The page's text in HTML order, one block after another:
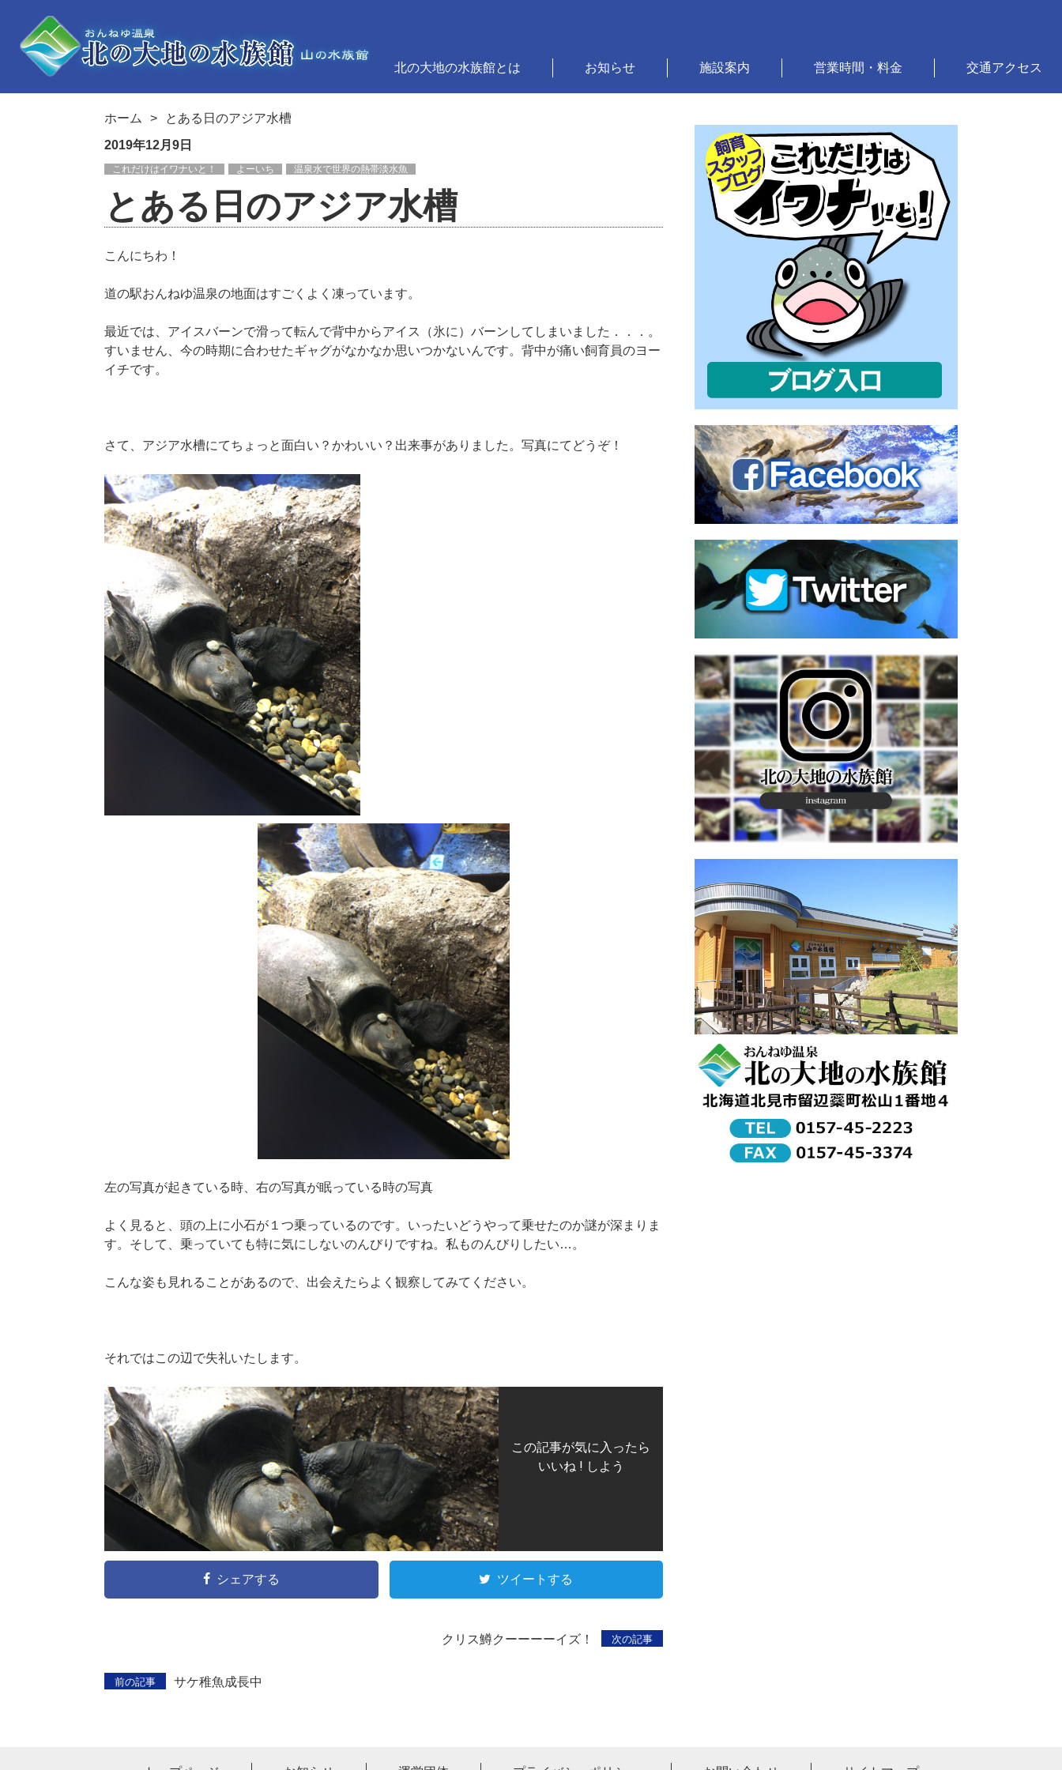
北の大地の水族館とは お知らせ 施設案内 営業時間・料金 交通アクセス
ホーム
とある日のアジア水槽
2019年12月9日
これだけはイワナいと！ よーいち 温泉水で世界の熱帯淡水魚
とある日のアジア水槽
こんにちわ！
道の駅おんねゆ温泉の地面はすごくよく凍っています。
最近では、アイスバーンで滑って転んで背中からアイス（氷に）バーンしてしまいました．．．。
すいません、今の時期に合わせたギャグがなかなか思いつかないんです。背中が痛い飼育員のヨー
イチです。
さて、アジア水槽にてちょっと面白い？かわいい？出来事がありました。写真にてどうぞ！
左の写真が起きている時、右の写真が眠っている時の写真
よく見ると、頭の上に小石が１つ乗っているのです。いったいどうやって乗せたのか謎が深まりま
す。そして、乗っていても特に気にしないのんびりですね。私ものんびりしたい…。
こんな姿も見れることがあるので、出会えたらよく観察してみてください。
それではこの辺で失礼いたします。
この記事が気に入ったら
いいね ! しよう
シェアする ツイートする
次の記事
クリス鱒クーーーーイズ！
前の記事 サケ稚魚成長中